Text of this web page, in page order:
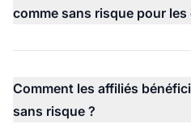
comme sans risque pour les
Comment les affiliés
sans risque ?